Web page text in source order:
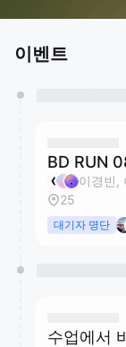
이벤트
BD RUN
이경빈,
25
대기자 명단
수업에서